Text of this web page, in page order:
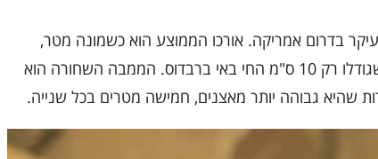
בדרום אמריקה. אורכו הממוצע הוא כשמונה מטר,
לעומת הנחש הקטן בעולם, לפטוטיפלופס קרלי שגודלו רק 10 ס"מ החי באי ברבדוס. הממבה השחורה הוא
שהיא גבוהה יותר מאצנים, חמישה מטרים בכל שנייה.